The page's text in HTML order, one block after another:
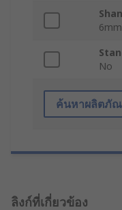
6mm
No
ค้นหาผลิตภั
ลิงก์ที่เกี่ยวข้อง